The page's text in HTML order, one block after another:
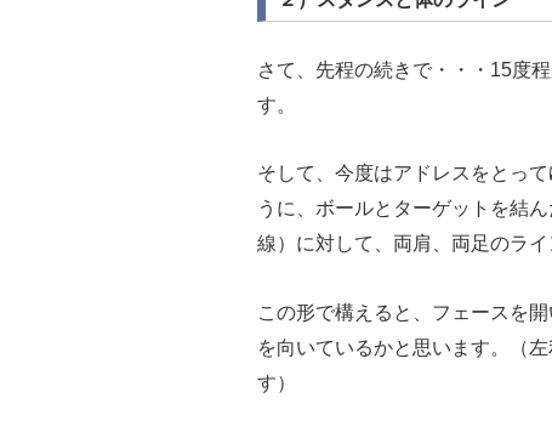
さて、先程の続きで・・・15度
す。
そして、今度はアドレスをとっ
うに、ボールとターゲットを結
線）に対して、両肩、両足のラ
この形で構えると、フェースを
を向いているかと思います。（
す）